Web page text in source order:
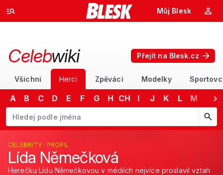
Můj Blesk
Celebwiki Přejít na Blesk.cz
Všichni Herci Zpěváci Modelky
A B C D E F G H CH I J K L M
Začněte psát jméno. Šipkami dolů a nahoru procházejte návrhy,
CELEBRITY · PROFIL
Lída Němečková
Herečku Lídu Němečkovou v médiích nejvíce proslavil vztah